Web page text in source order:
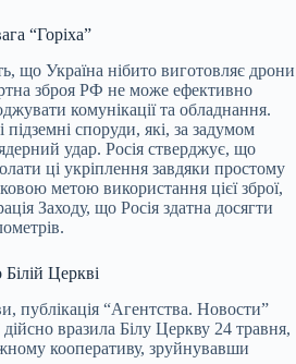
“Горіха”
що Україна нібито виготовляє дрони
зброя РФ не може ефективно
комунікації та обладнання.
підземні споруди, які, за задумом
удар. Росія стверджує, що
ці укріплення завдяки простому
метою використання цієї зброї,
Заходу, що Росія здатна досягти
Церкві
публікація “Агентства. Новости”
вразила Білу Церкву 24 травня,
кооперативу, зруйнувавши